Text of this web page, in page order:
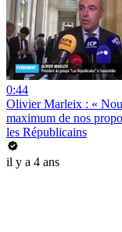
0:44
Olivier Marleix : «
maximum de nos
les Républicains
il y a 4 ans